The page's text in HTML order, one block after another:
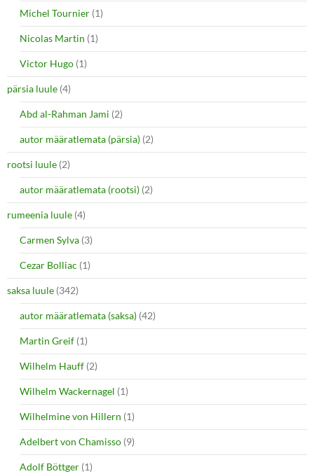
Michel Tournier (1)
Nicolas Martin (1)
Victor Hugo (1)
pärsia luule (4)
Abd al-Rahman Jami (2)
autor määratlemata (pärsia) (2)
rootsi luule (2)
autor määratlemata (rootsi) (2)
rumeenia luule (4)
Carmen Sylva (3)
Cezar Bolliac (1)
saksa luule (342)
autor määratlemata (saksa) (42)
Martin Greif (1)
Wilhelm Hauff (2)
Wilhelm Wackernagel (1)
Wilhelmine von Hillern (1)
Adelbert von Chamisso (9)
Adolf Böttger (1)